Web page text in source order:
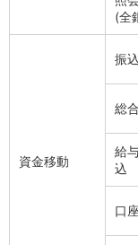
目的別ローンマイペー
認知症保険
(全
資金移動
振
総
給
込
口